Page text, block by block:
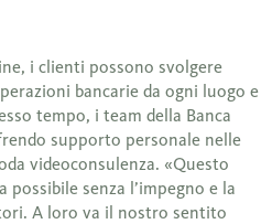
i clienti possono svolgere
bancarie da ogni luogo e
tempo, i team della Banca
supporto personale nelle
videoconsulenza. «Questo
senza l’impegno e la
A loro va il nostro sentito